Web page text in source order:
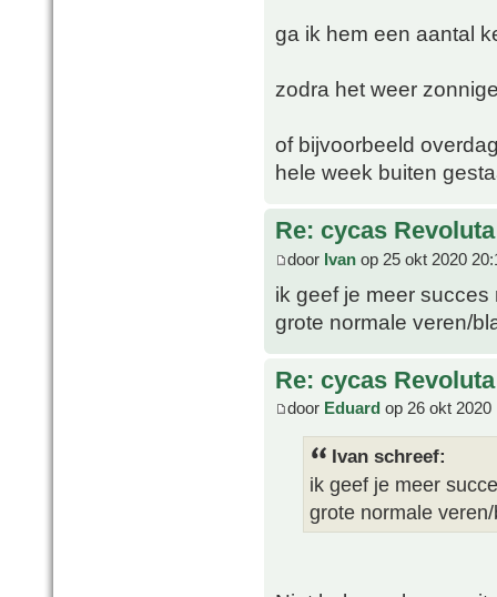
ga ik hem een aantal
zodra het weer
of bijvoorbeeld
hele week buiten
Re: cycas Revoluta
door Ivan op 25 okt 2020
ik geef je meer
grote normale veren/
Re: cycas Revoluta
door Eduard op 26 okt 2020
Ivan schreef:
ik geef je meer
grote normale